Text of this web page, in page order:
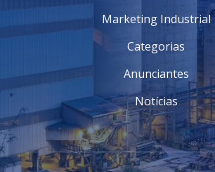
Marketing Industrial
Categorias
Anunciantes
Notícias